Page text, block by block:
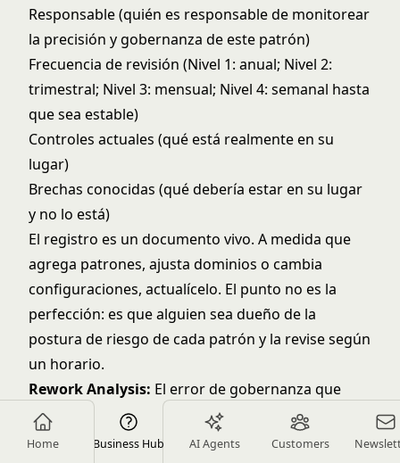
Home Business Hub AI Agents Customers
Responsable (quién es responsable de monitorear
la precisión y gobernanza de este patrón)
Frecuencia de revisión (Nivel 1: anual; Nivel 2:
trimestral; Nivel 3: mensual; Nivel 4: semanal hasta
que sea estable)
Controles actuales (qué está realmente en su
lugar)
Brechas conocidas (qué debería estar en su lugar
y no lo está)
El registro es un documento vivo. A medida que
agrega patrones, ajusta dominios o cambia
configuraciones, actualícelo. El punto no es la
perfección: es que alguien sea dueño de la
postura de riesgo de cada patrón y la revise según
un horario.
Rework Analysis: El error de gobernanza que
vemos con más frecuencia es organizaciones que
escriben una política de AI que aplica